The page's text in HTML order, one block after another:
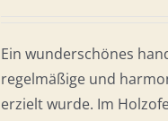
€60,00€40,00.
Ein wunderschönes
regelmäßige und
erzielt wurde. Im